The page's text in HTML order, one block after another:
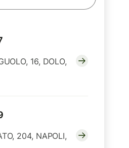
16, DOLO,
204, NAPOLI,